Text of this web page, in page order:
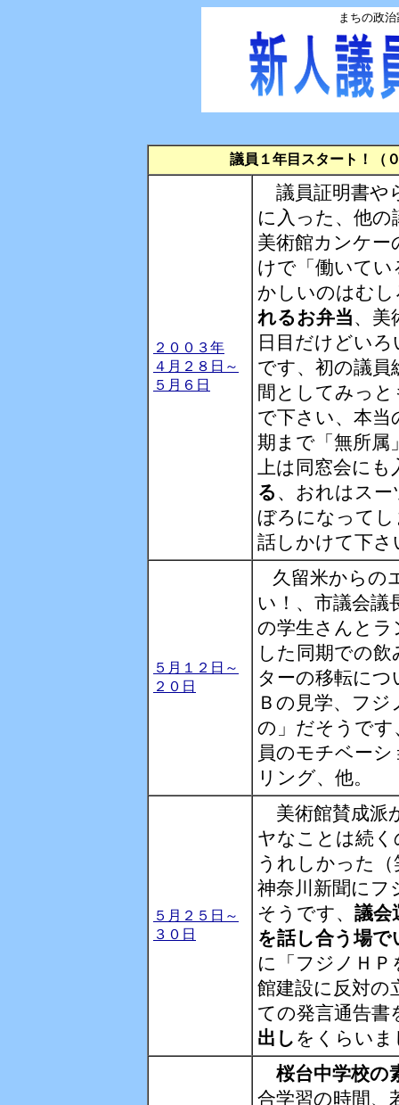
まちの政
議員１年目スタート！（
２００３年
４月２８日～
５月６日
議員証明書や
に入った、他
美術館カンケー
けで「働いて
かしいのはむ
れるお弁当、美
日目だけどい
です、初の議員
間としてみっ
で下さい、本当
期まで「無所属
上は同窓会に
る 、おれはス
ぼろになって
話しかけて下さ
５月１２日～
２０日
久留米からの
い！、市議会議
の学生さんとラ
した同期での
ターの移転に
Ｂの見学、フ
の」だそうです
員のモチベー
リング、他。
５月２５日～
３０日
美術館賛成派
ヤなことは続
うれしかった
神奈川新聞に
そうです、 議会
を話し合う場で
に「フジノＨ
館建設に反対の
ての発言通告書
出し をくらいま
桜台中学校の
合学習の時間、